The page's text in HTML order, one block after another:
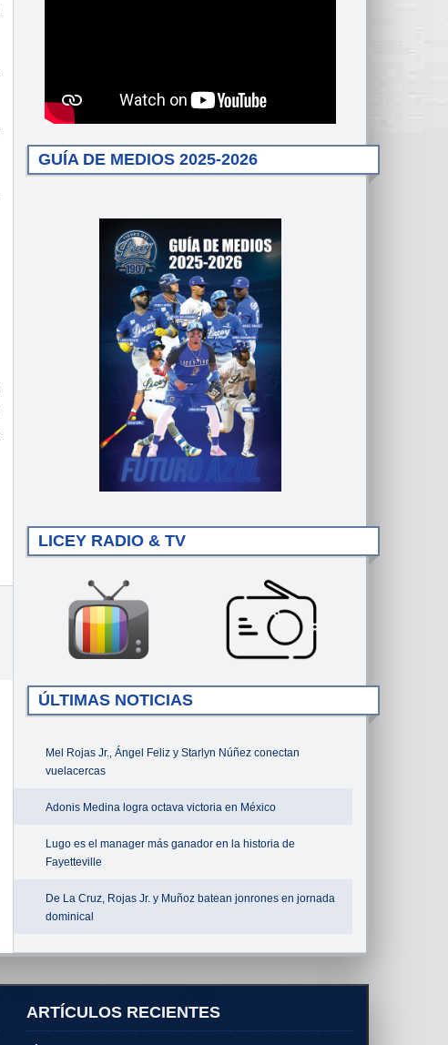
GUÍA DE MEDIOS 2025-2026
LICEY RADIO & TV
ÚLTIMAS NOTICIAS
Mel Rojas Jr., Ángel Feliz y Starlyn Núñez conectan
vuelacercas
Adonis Medina logra octava victoria en México
Lugo es el manager más ganador en la historia de
Fayetteville
De La Cruz, Rojas Jr. y Muñoz batean jonrones en jornada
dominical
ARTÍCULOS RECIENTES